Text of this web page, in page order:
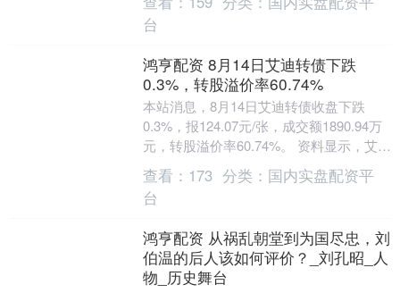
台
鸿亨配资 8月14日艾迪转债下跌
0.3%，转股溢价率60.74%
本站消息，8月14日艾迪转债收盘下跌
0.3%，报124.07元/张，成交额1890.94万
元，转股溢价率60.74%。 资料显示，艾迪
转债信用级别为“AA-”，....
查看： 173 分类： 国内实盘配资平
台
鸿亨配资 从祸乱朝堂到为国尽忠，刘
伯温的后人该如何评价？_刘孔昭_人
物_历史舞台